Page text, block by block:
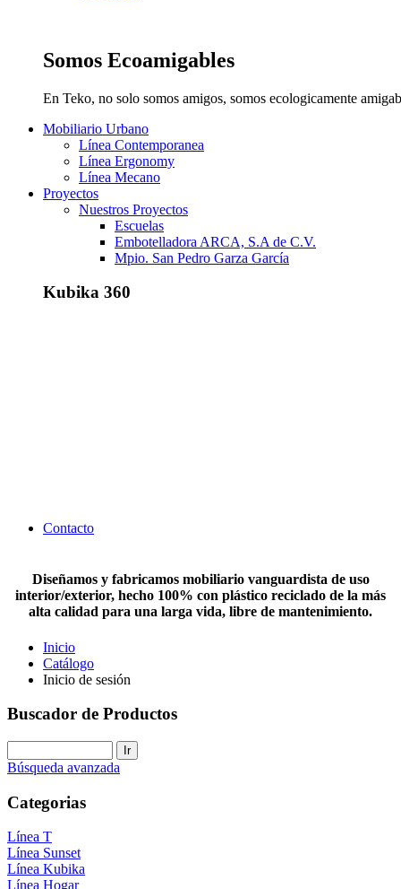
Somos Ecoamigables
En Teko, no solo somos amigos, somos ecologicamente
Mobiliario Urbano
Línea Contemporanea
Línea Ergonomy
Línea Mecano
Proyectos
Nuestros Proyectos
Escuelas
Embotelladora ARCA, S.A de C.V.
Mpio. San Pedro Garza García
Kubika 360
Contacto
Diseñamos y fabricamos mobiliario vanguardista de uso
interior/exterior, hecho 100% con plástico reciclado de la más
alta calidad para una larga vida, libre de mantenimiento.
Inicio
Catálogo
Inicio de sesión
Buscador de Productos
Búsqueda avanzada
Categorias
Línea T
Línea Sunset
Línea Kubika
Línea Hogar